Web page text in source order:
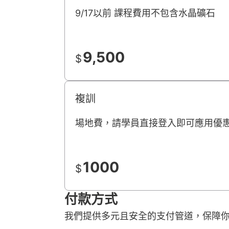
9/17以前 課程費用不包含水晶礦石
$9,500
複訓
場地費，請學員直接登入即可應用優
$1000
付款方式
我們提供多元且安全的支付管道，保障